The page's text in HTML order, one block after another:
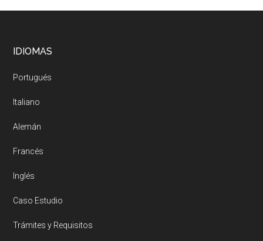
Footer
IDIOMAS
Portugués
Italiano
Alemán
Francés
Inglés
Caso Estudio
Trámites y Requisitos